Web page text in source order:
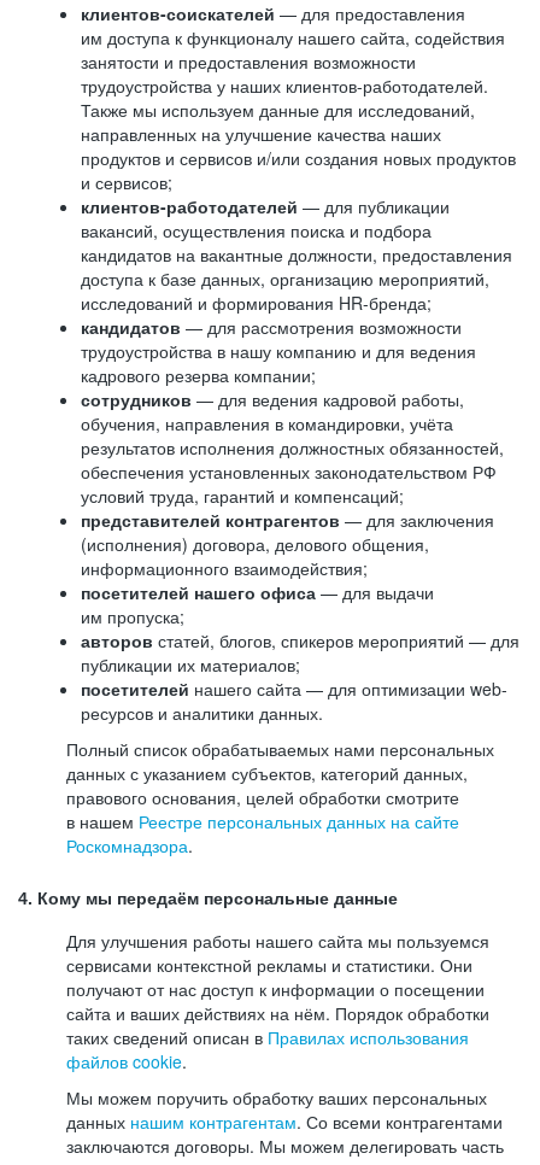
клиентов-соискателей — для предоставления
им доступа к функционалу нашего сайта, содействия
занятости и предоставления возможности
трудоустройства у наших клиентов-работодателей.
Также мы используем данные для исследований,
направленных на улучшение качества наших
продуктов и сервисов и/или создания новых продуктов
и сервисов;
клиентов-работодателей — для публикации
вакансий, осуществления поиска и подбора
кандидатов на вакантные должности, предоставления
доступа к базе данных, организацию мероприятий,
исследований и формирования HR-бренда;
кандидатов — для рассмотрения возможности
трудоустройства в нашу компанию и для ведения
кадрового резерва компании;
сотрудников — для ведения кадровой работы,
обучения, направления в командировки, учёта
результатов исполнения должностных обязанностей,
обеспечения установленных законодательством РФ
условий труда, гарантий и компенсаций;
представителей контрагентов — для заключения
(исполнения) договора, делового общения,
информационного взаимодействия;
посетителей нашего офиса — для выдачи
им пропуска;
авторов статей, блогов, спикеров мероприятий — для
публикации их материалов;
посетителей нашего сайта — для оптимизации web-
ресурсов и аналитики данных.
Полный список обрабатываемых нами персональных
данных с указанием субъектов, категорий данных,
правового основания, целей обработки смотрите
в нашем Реестре персональных данных на сайте
Роскомнадзора.
4. Кому мы передаём персональные данные
Для улучшения работы нашего сайта мы пользуемся
сервисами контекстной рекламы и статистики. Они
получают от нас доступ к информации о посещении
сайта и ваших действиях на нём. Порядок обработки
таких сведений описан в Правилах использования
файлов cookie.
Мы можем поручить обработку ваших персональных
данных нашим контрагентам. Со всеми контрагентами
заключаются договоры. Мы можем делегировать часть